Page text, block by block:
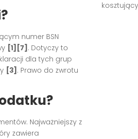
numer BSN
[1][7] . Dotyczy to
dla tych grup
[3] . Prawo do zwrotu
Najważniejszy z
zawiera